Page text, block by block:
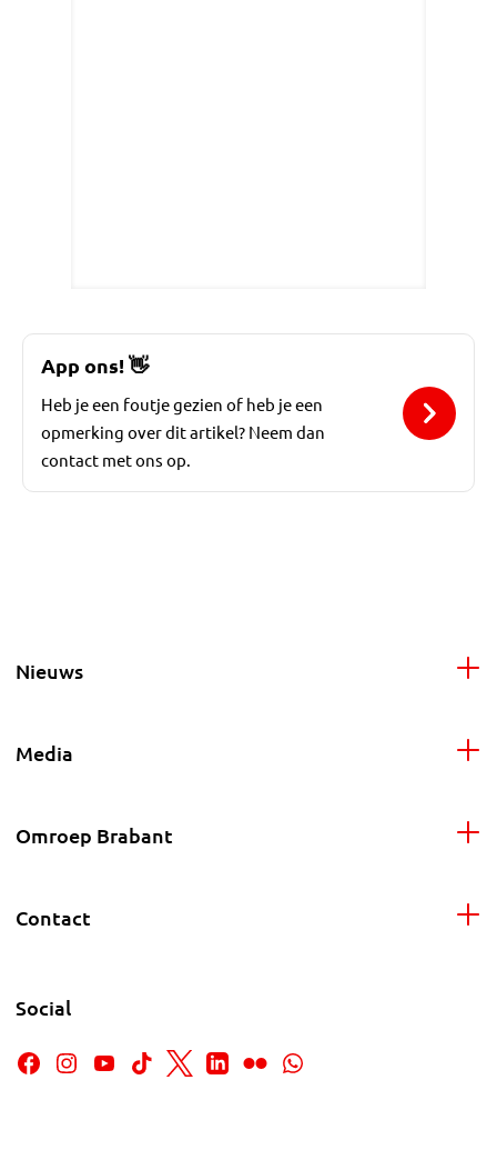
App ons!👋
Heb je een foutje gezien of heb je een
opmerking over dit artikel? Neem dan
contact met ons op.
Nieuws
Media
Omroep Brabant
Contact
Social